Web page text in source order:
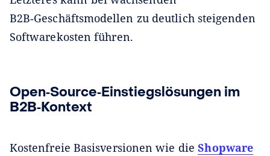
B2B‑Geschäftsmodellen zu deutlich steigenden
Softwarekosten führen.
Open‑Source‑Einstiegslösungen im
B2B‑Kontext
Kostenfreie Basisversionen wie dieShopware